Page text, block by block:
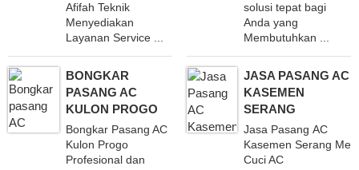
Afifah Teknik
Menyediakan
Layanan Service ...
solusi tepat bagi
Anda yang
Membutuhkan ...
BONGKAR
PASANG AC
KULON PROGO
Bongkar Pasang AC
Kulon Progo
Profesional dan
JASA PASANG AC
KASEMEN
SERANG
Jasa Pasang AC
Kasemen Serang
Cuci AC